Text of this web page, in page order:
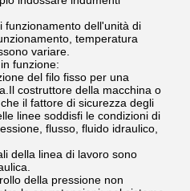
funzionamento dell'unità di
temperatura
variare.
funzione:
del filo fisso per una
costruttore della macchina o
il fattore di sicurezza degli
linee soddisfi le condizioni di
flusso, fluido idraulico,
della linea di lavoro sono
della pressione non